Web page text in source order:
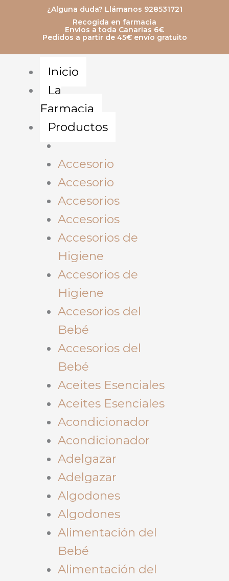
¿Alguna duda? Llámanos 928531721
Recogida en farmacia
Envíos a toda Canarias 6€
Pedidos a partir de 45€ envío gratuito
Inicio
La
Farmacia
Productos
Accesorio
Accesorio
Accesorios
Accesorios
Accesorios de
Higiene
Accesorios de
Higiene
Accesorios del
Bebé
Accesorios del
Bebé
Aceites Esenciales
Aceites Esenciales
Acondicionador
Acondicionador
Adelgazar
Adelgazar
Algodones
Algodones
Alimentación del
Bebé
Alimentación del